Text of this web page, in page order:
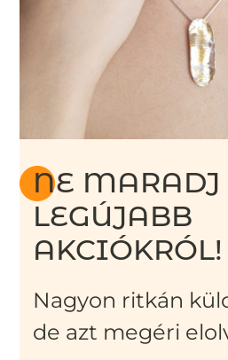
NE MARADJ
LEGÚJABB
AKCIÓKRÓL!
Nagyon ritkán
de azt megéri